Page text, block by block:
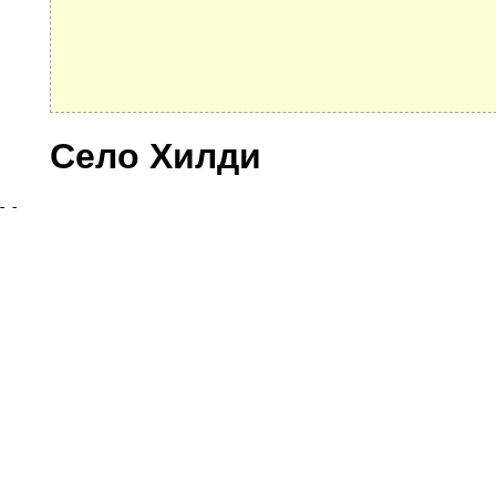
Село Хилди
Улицы